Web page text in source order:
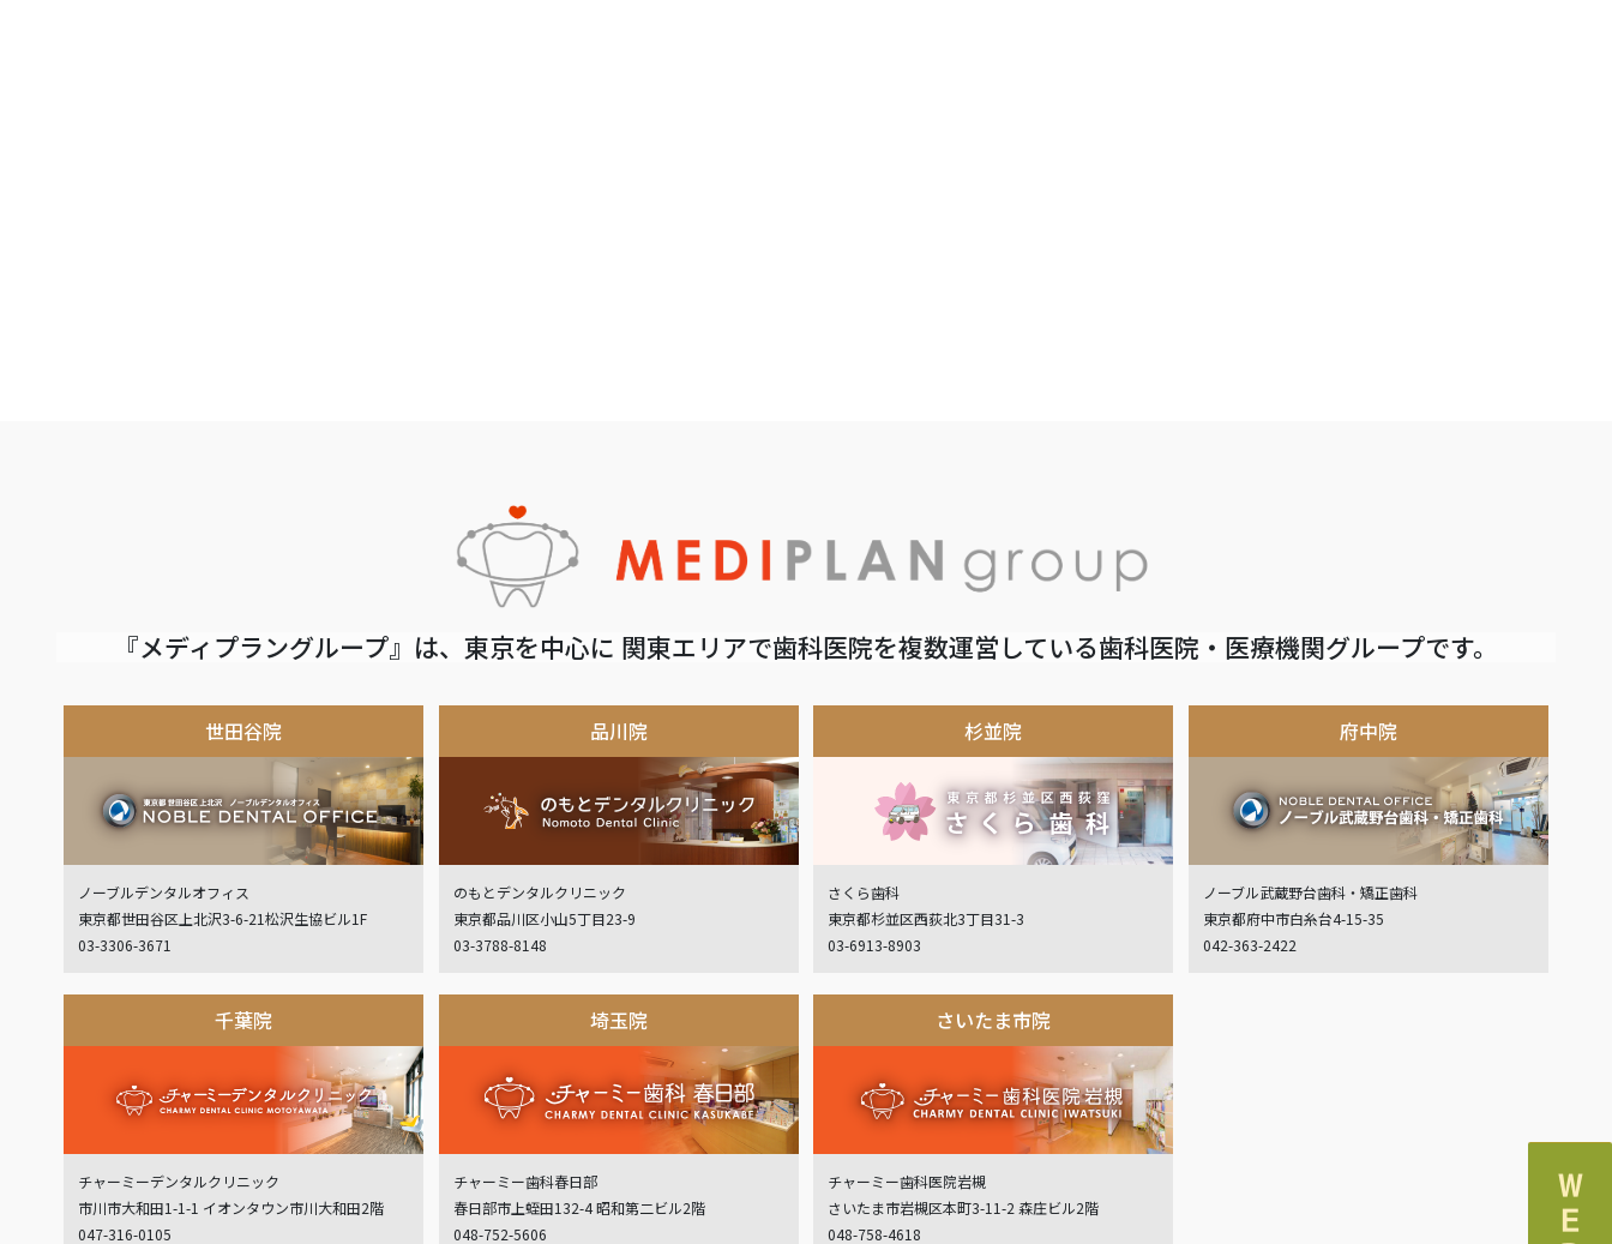
『メディプラングループ』は、東京を中心に 関東エリアで歯科医院を複数運営している歯科医院・医療機関グループです。
世田谷院
ノーブルデンタルオフィス
東京都世田谷区上北沢3-6-21松沢生協ビル1F
03-3306-3671
品川院
のもとデンタルクリニック
東京都品川区小山5丁目23-9
03-3788-8148
杉並院
さくら歯科
東京都杉並区西荻北3丁目31-3
03-6913-8903
府中院
ノーブル武蔵野台歯科・矯正歯科
東京都府中市白糸台4-15-35
042-363-2422
千葉院
チャーミーデンタルクリニック
市川市大和田1-1-1 イオンタウン市川大和田2階
047-316-0105
埼玉院
チャーミー歯科春日部
春日部市上蛭田132-4 昭和第二ビル2階
048-752-5606
さいたま市院
チャーミー歯科医院岩槻
さいたま市岩槻区本町3-11-2 森庄ビル2階
048-758-4618